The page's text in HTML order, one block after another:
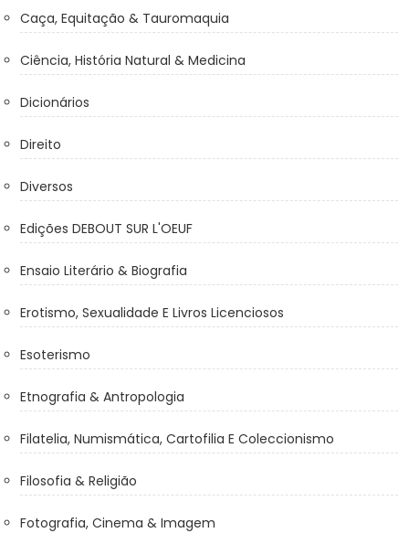
Caça, Equitação & Tauromaquia
Ciência, História Natural & Medicina
Dicionários
Direito
Diversos
Edições DEBOUT SUR L'OEUF
Ensaio Literário & Biografia
Erotismo, Sexualidade E Livros Licenciosos
Esoterismo
Etnografia & Antropologia
Filatelia, Numismática, Cartofilia E Coleccionismo
Filosofia & Religião
Fotografia, Cinema & Imagem